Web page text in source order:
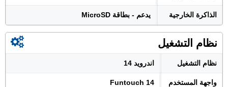
الذاكرة الخارجية يدعم - بطاقة MicroSD
نظام التشغيل
نظام التشغيل اندرويد 14
واجهة المستخدم Funtouch 14